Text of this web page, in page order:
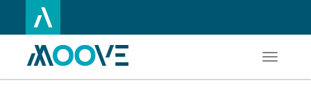
au
Toggle